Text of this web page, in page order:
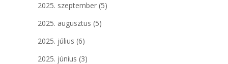
2025. szeptember (5)
2025. augusztus (5)
2025. július (6)
2025. június (3)